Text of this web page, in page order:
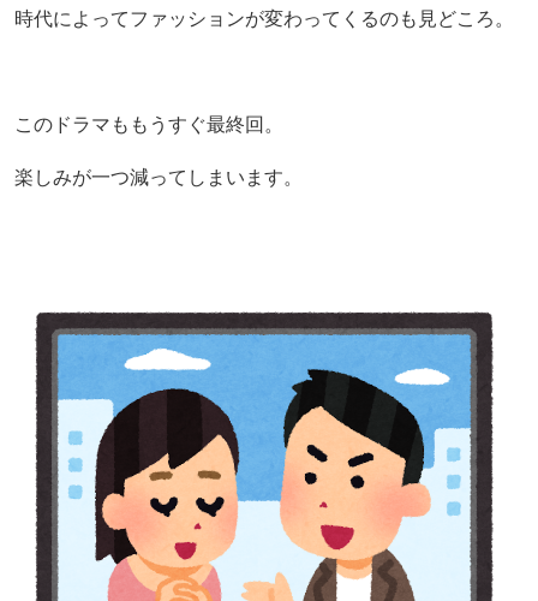
時代によってファッションが変わってくるのも見どころ。
このドラマももうすぐ最終回。
楽しみが一つ減ってしまいます。